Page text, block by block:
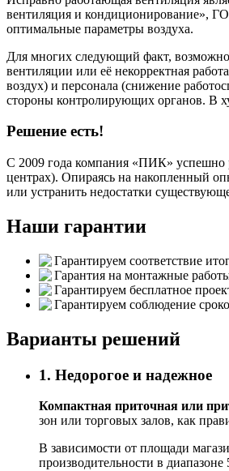
вентиляция и кондиционирование»,
оптимальные параметры воздуха.
Для многих следующий факт,
вентиляции или её некорректная
воздух) и персонала (снижение
стороны контролирующих органов. В
Решение есть!
С 2009 года компания «ПИК» успешно
центрах). Опираясь на накопленный
или устранить недостатки
Наши гарантии
Гарантируем соответствие
Гарантия на монтажные
Гарантируем бесплатное
Гарантируем соблюдение
Варианты решений
1. Недорогое и надежное
Компактная приточная или
зон или торговых залов, как
В зависимости от площади
производительности в диапазоне